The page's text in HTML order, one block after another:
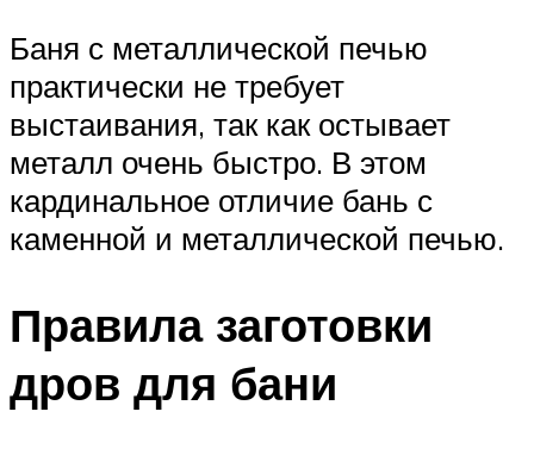
Баня с металлической печью
практически не требует
выстаивания, так как остывает
металл очень быстро. В этом
кардинальное отличие бань с
каменной и металлической печью.
Правила заготовки
дров для бани